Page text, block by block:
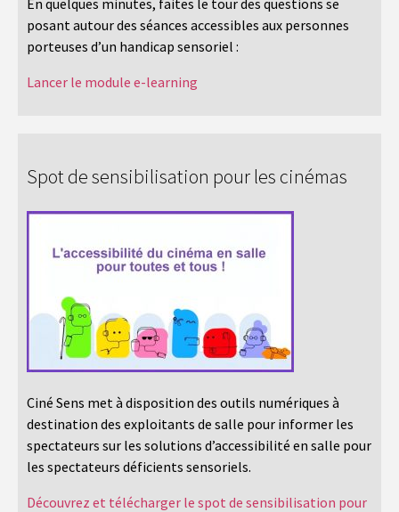
posant autour des séances accessibles aux personnes
porteuses d’un handicap sensoriel :
Lancer le module e-learning
Spot de sensibilisation pour les cinémas
Ciné Sens met à disposition des outils numériques à
destination des exploitants de salle pour informer les
spectateurs sur les solutions d’accessibilité en salle pour
les spectateurs déficients sensoriels.
Découvrez et télécharger le spot de sensibilisation pour